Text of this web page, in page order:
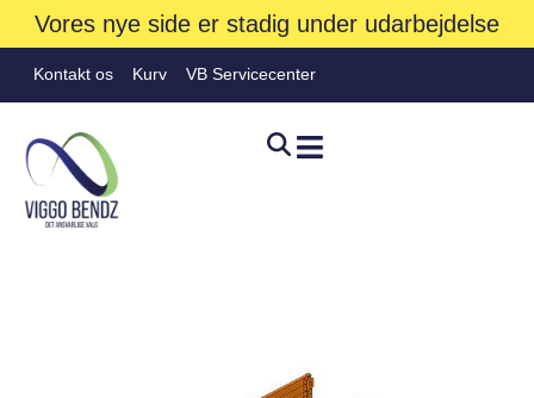
Vores nye side er stadig under udarbejdelse
Kontakt os Kurv VB Servicecenter